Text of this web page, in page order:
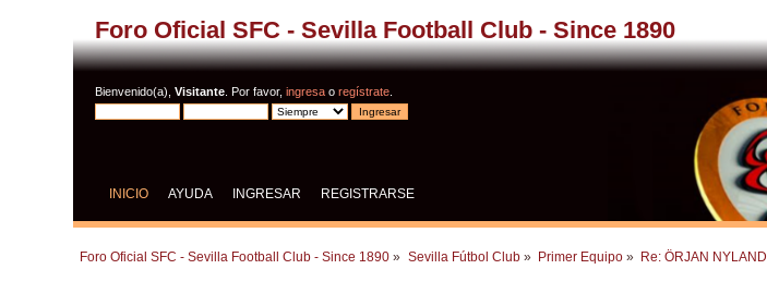
Foro Oficial SFC - Sevilla Football Club - Since 1890
Bienvenido(a),Visitante . Por favor,ingresa oregístrate
INICIO AYUDA INGRESAR REGISTRARSE
Foro Oficial SFC - Sevilla Football Club - Since 1890 » Sevilla Fútbol Club» Primer Equipo» Re: ÖRJAN NYLAND